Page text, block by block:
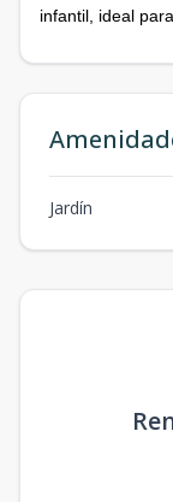
infantil, ideal
Jardín